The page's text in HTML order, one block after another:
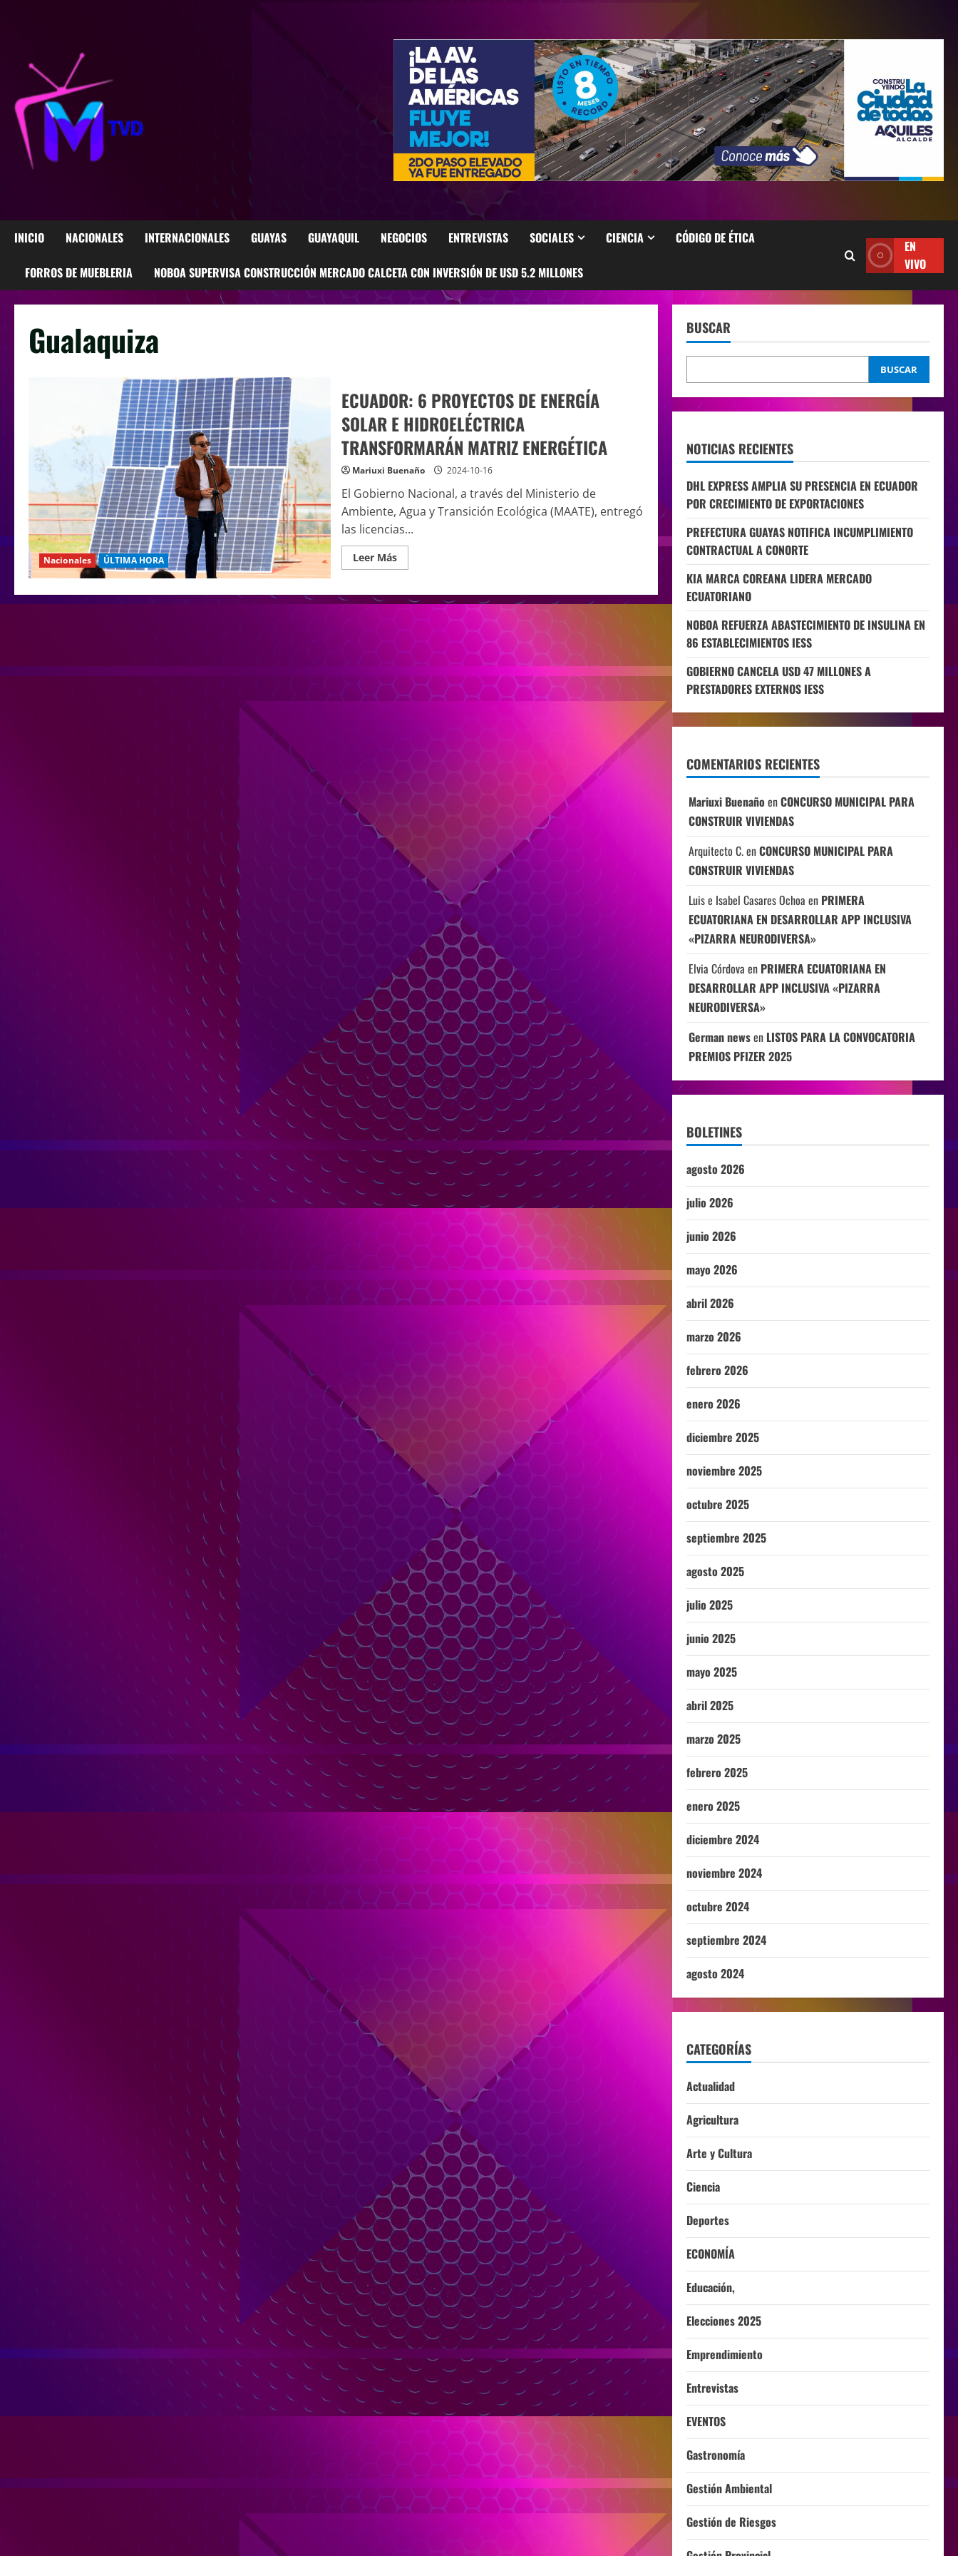
INICIO NACIONALES INTERNACIONALES GUAYAS GUAYAQUIL NEGOCIOS ENTREVISTAS SOCIALES CIENCIA CÓDIGO DE ÉTICA
FORROS DE MUEBLERIA NOBOA SUPERVISA CONSTRUCCIÓN MERCADO CALCETA CON INVERSIÓN DE USD 5.2 MILLONES
EN
VIVO
Gualaquiza
Nacionales ÚLTIMA HORA
ECUADOR: 6 PROYECTOS DE ENERGÍA
SOLAR E HIDROELÉCTRICA
TRANSFORMARÁN MATRIZ ENERGÉTICA
Mariuxi Buenaño 2024-10-16
El Gobierno Nacional, a través del Ministerio de
Ambiente, Agua y Transición Ecológica (MAATE), entregó
las licencias...
Leer Más
BUSCAR
BUSCAR
NOTICIAS RECIENTES
DHL EXPRESS AMPLIA SU PRESENCIA EN ECUADOR
POR CRECIMIENTO DE EXPORTACIONES
PREFECTURA GUAYAS NOTIFICA INCUMPLIMIENTO
CONTRACTUAL A CONORTE
KIA MARCA COREANA LIDERA MERCADO
ECUATORIANO
NOBOA REFUERZA ABASTECIMIENTO DE INSULINA EN
86 ESTABLECIMIENTOS IESS
GOBIERNO CANCELA USD 47 MILLONES A
PRESTADORES EXTERNOS IESS
COMENTARIOS RECIENTES
Mariuxi Buenaño enCONCURSO MUNICIPAL PARA
CONSTRUIR VIVIENDAS
Arquitecto C.enCONCURSO MUNICIPAL PARA
CONSTRUIR VIVIENDAS
Luis e Isabel Casares Ochoa en PRIMERA
ECUATORIANA EN DESARROLLAR APP INCLUSIVA
«PIZARRA NEURODIVERSA»
Elvia Córdova en PRIMERA ECUATORIANA EN
DESARROLLAR APP INCLUSIVA «PIZARRA
NEURODIVERSA»
German newsen LISTOS PARA LA CONVOCATORIA
PREMIOS PFIZER 2025
BOLETINES
agosto 2026
julio 2026
junio 2026
mayo 2026
abril 2026
marzo 2026
febrero 2026
enero 2026
diciembre 2025
noviembre 2025
octubre 2025
septiembre 2025
agosto 2025
julio 2025
junio 2025
mayo 2025
abril 2025
marzo 2025
febrero 2025
enero 2025
diciembre 2024
noviembre 2024
octubre 2024
septiembre 2024
agosto 2024
CATEGORÍAS
Actualidad
Agricultura
Arte y Cultura
Ciencia
Deportes
ECONOMÍA
Educación,
Elecciones 2025
Emprendimiento
Entrevistas
EVENTOS
Gastronomía
Gestión Ambiental
Gestión de Riesgos